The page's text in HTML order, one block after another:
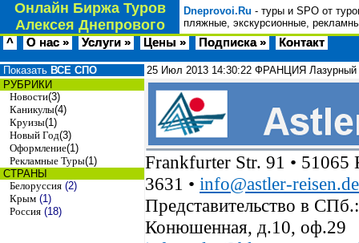
Онлайн Биржа Туров
Алексея Днепрового
Dneprovoi.Ru - туры и SPO от
пляжные, экскурсионные,
^ О нас » Услуги » Цены » Подписка » Контакт
Показать ВСЕ СПО
РУБРИКИ
Новости(3)
Каникулы(4)
Круизы(1)
Новый Год(3)
Оформление(1)
Рекламные Туры(1)
СТРАНЫ
Белоруссия (2)
Крым (1)
Россия (18)
25 Июл 2013 14:30:22 ФРАНЦИЯ Лазурный
Frankfurter Str. 91 • 51065
3631 • info@astler-reisen.de
Представительство в
Конюшенная, д.10, оф.29